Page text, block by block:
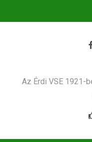
Az Érdi VSE 1921-